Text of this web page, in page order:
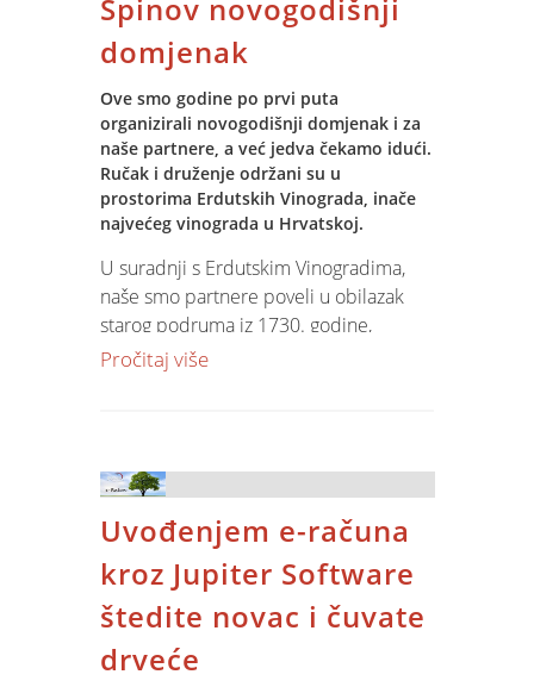
Djede, čekamo te i dogodine!
Spinov novogodišnji
domjenak
Ove smo godine po prvi puta
organizirali novogodišnji domjenak i za
naše partnere, a već jedva čekamo idući.
Ručak i druženje održani su u
prostorima Erdutskih Vinograda, inače
najvećeg vinograda u Hrvatskoj.
U suradnji s Erdutskim Vinogradima,
naše smo partnere poveli u obilazak
starog podruma iz 1730. godine,
odlazak na vidikovac šetnicom kroz
Uz vrhunsko vino nije nedostajalo ni
odlične hrane, a opuštenu i zabavnu
atmosferu upotpunili su likovni
umjetnik Josip Kovačević, koji je
prisutnima iscrtavao karikature te
svoje afro-soul ethno- beats harmonije
Pročitaj više
Uvođenjem e-računa
kroz Jupiter Software
štedite novac i čuvate
drveće